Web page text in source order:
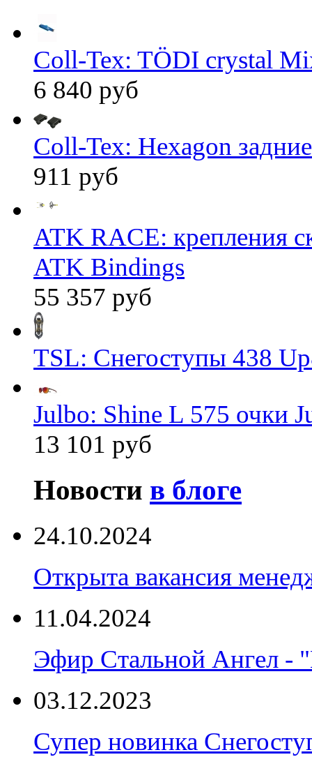
Coll-Tex: TÖDI crystal
6 840 руб
Coll-Tex: Hexagon
911 руб
ATK RACE: крепления
ATK Bindings
55 357 руб
TSL: Снегоступы 438
Julbo: Shine L 575 очки
13 101 руб
Новости в блоге
24.10.2024
Открыта вакансия
11.04.2024
Эфир Стальной Ангел -
03.12.2023
Супер новинка